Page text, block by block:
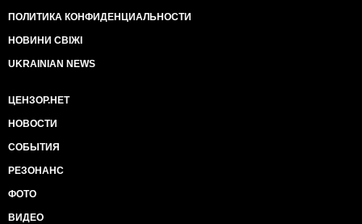
ПОЛИТИКА КОНФИДЕНЦИАЛЬНОСТИ
НОВИНИ СВІЖІ
UKRAINIAN NEWS
ЦЕНЗОР.НЕТ
НОВОСТИ
СОБЫТИЯ
РЕЗОНАНС
ФОТО
ВИДЕО